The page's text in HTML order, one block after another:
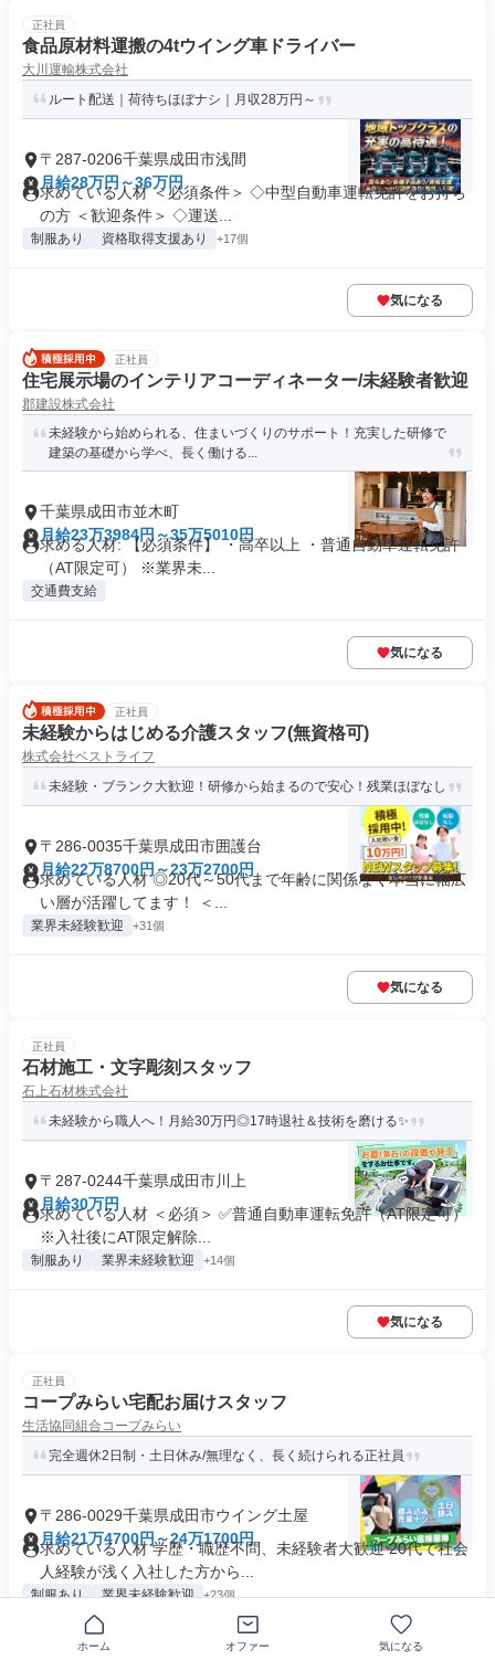
正社員
食品原材料運搬の4tウイング車ドライバー
大川運輸株式会社
ルート配送｜荷待ちほぼナシ｜月収28万円～
〒287-0206千葉県成田市浅間
月給28万円～36万円
求めている人材 ＜必須条件＞ ◇中型自動車運転免許をお持ち
の方 ＜歓迎条件＞ ◇運送...
制服あり 資格取得支援あり +17個
気になる
正社員
住宅展示場のインテリアコーディネーター/未経験者歓迎
郡建設株式会社
未経験から始められる、住まいづくりのサポート！充実した研修で
建築の基礎から学べ、長く働ける...
千葉県成田市並木町
月給23万3984円～35万5010円
求める人材: 【必須条件】 ・高卒以上 ・普通自動車運転免許
（AT限定可） ※業界未...
交通費支給
気になる
正社員
未経験からはじめる介護スタッフ(無資格可)
株式会社ベストライフ
未経験・ブランク大歓迎！研修から始まるので安心！残業ほぼなし
〒286-0035千葉県成田市囲護台
月給22万8700円～23万2700円
求めている人材 ◎20代～50代まで年齢に関係なく本当に幅広
い層が活躍してます！ ＜...
業界未経験歓迎 +31個
気になる
正社員
石材施工・文字彫刻スタッフ
石上石材株式会社
未経験から職人へ！月給30万円◎17時退社＆技術を磨ける✨
〒287-0244千葉県成田市川上
月給30万円
求めている人材 ＜必須＞ ✅普通自動車運転免許（AT限定可）
※入社後にAT限定解除...
制服あり 業界未経験歓迎 +14個
気になる
正社員
コープみらい宅配お届けスタッフ
生活協同組合コープみらい
完全週休2日制・土日休み/無理なく、長く続けられる正社員
〒286-0029千葉県成田市ウイング土屋
月給21万4700円～24万1700円
求めている人材 学歴・職歴不問、未経験者大歓迎 20代で社会
人経験が浅く入社した方から...
制服あり 業界未経験歓迎 +23個
気になる
ホーム オファー 気になる